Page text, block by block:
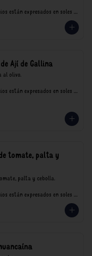
están expresados en soles e
Ají de Gallina
al olivo.
están expresados en soles e
tomate, palta y
palta y cebolla.
están expresados en soles e